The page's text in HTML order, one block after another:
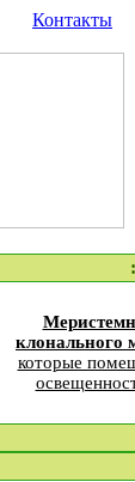
Контакты
клонального
которые